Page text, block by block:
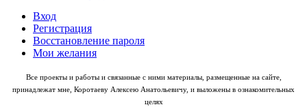
Вход
Регистрация
Восстановление пароля
Мои желания
Все проекты и работы и связанные с ними материалы, размещенные на сайте,
принадлежат мне, Коротаеву Алексею Анатольевичу, и выложены в ознакомительных
целях